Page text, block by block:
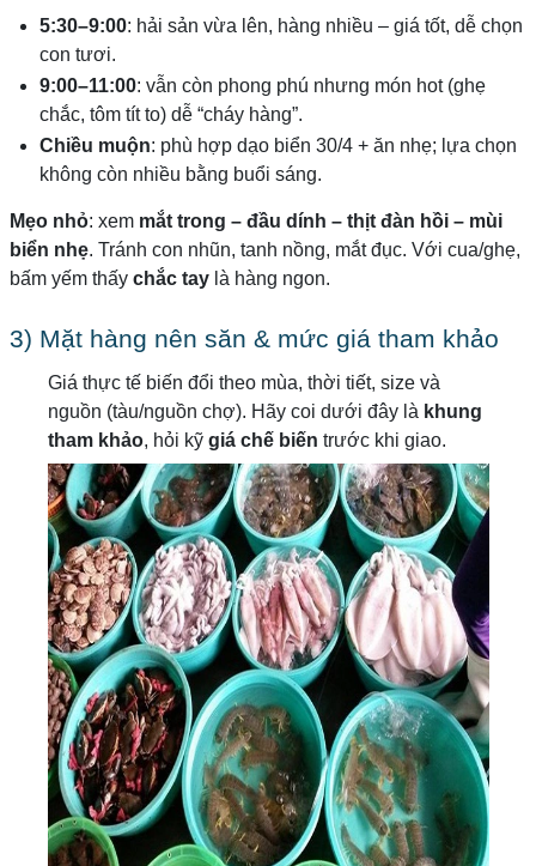
5:30–9:00: hải sản vừa lên, hàng nhiều – giá tốt, dễ chọn
con tươi.
9:00–11:00: vẫn còn phong phú nhưng món hot (ghẹ
chắc, tôm tít to) dễ “cháy hàng”.
Chiều muộn: phù hợp dạo biển 30/4 + ăn nhẹ; lựa chọn
không còn nhiều bằng buổi sáng.
Mẹo nhỏ: xem mắt trong – đầu dính – thịt đàn hồi – mùi
biển nhẹ. Tránh con nhũn, tanh nồng, mắt đục. Với cua/ghẹ,
bấm yếm thấy chắc taylà hàng ngon.
3) Mặt hàng nên săn & mức giá tham khảo
Giá thực tế biến đổi theo mùa, thời tiết, size và
nguồn (tàu/nguồn chợ). Hãy coi dưới đây là khung
tham khảo, hỏi kỹ giá chế biến trước khi giao.